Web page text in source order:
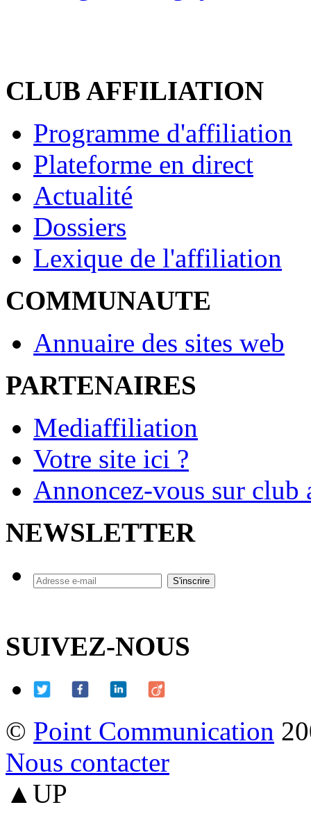
CLUB AFFILIATION
Programme d'affiliation
Plateforme en direct
Actualité
Dossiers
Lexique de l'affiliation
COMMUNAUTE
Annuaire des sites web
PARTENAIRES
Mediaffiliation
Votre site ici ?
Annoncez-vous sur
NEWSLETTER
SUIVEZ-NOUS
© Point Communication
Nous contacter
▲UP